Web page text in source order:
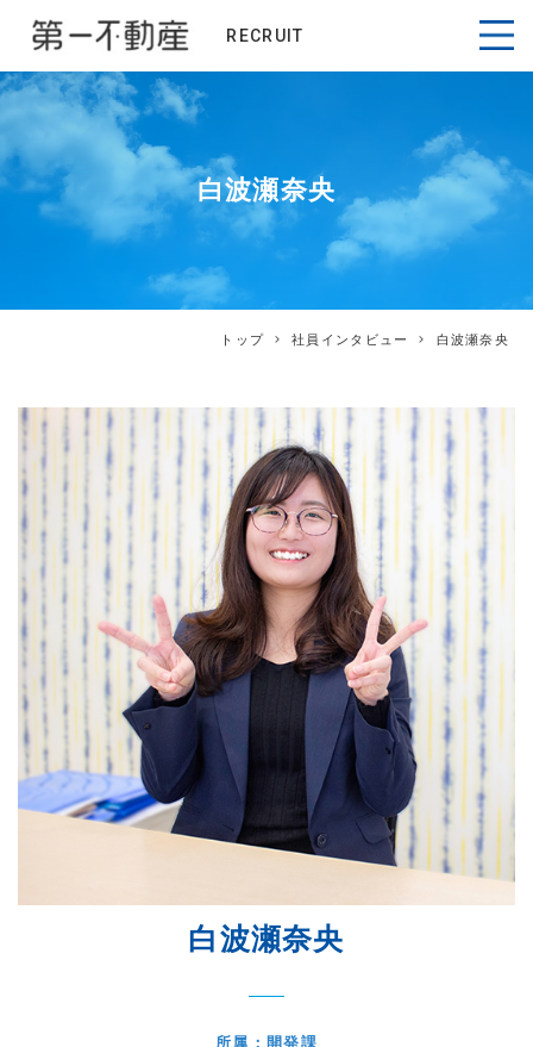
RECRUIT
白波瀬奈央
トップ 社員インタビュー 白波瀬奈央
白波瀬奈央
所属：開発課